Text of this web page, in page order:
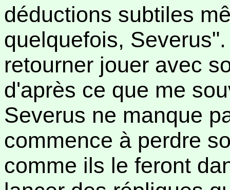
déductions subtiles
quelquefois,
retourner jouer avec
d'après ce que me
Severus ne manque
commence à perdre
comme ils le feront